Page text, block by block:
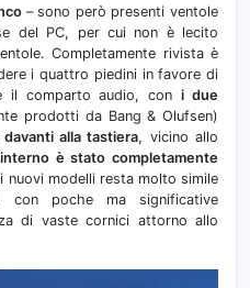
– sono però presenti ventole
del PC, per cui non è lecito
Completamente rivista è
i quattro piedini in favore di
il comparto audio, coni due
prodotti da Bang & Olufsen)
alla tastiera, vicino allo
è stato completamente
nuovi modelli resta molto simile
poche ma significative
di vaste cornici attorno allo